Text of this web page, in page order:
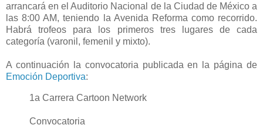
arrancará en el Auditorio Nacional de la Ciudad de México a
las 8:00 AM, teniendo la Avenida Reforma como recorrido.
Habrá trofeos para los primeros tres lugares de cada
categoría (varonil, femenil y mixto).
A continuación la convocatoria publicada en la página de
Emoción Deportiva:
1a Carrera Cartoon Network
Convocatoria